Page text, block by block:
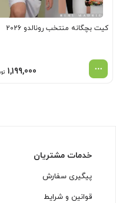
کیت بچگانه منتخب رونالدو 2026
1,199,000
خدمات مشتریان
پیگیری سفارش
قوانین و شرایط